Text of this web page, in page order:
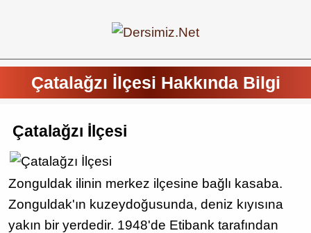
Çatalağzı İlçesi Hakkında Bilgi
Çatalağzı İlçesi
Zonguldak ilinin merkez ilçesine bağlı kasaba.
Zonguldak'ın kuzeydoğusunda, deniz kıyısına
yakın bir yerdedir. 1948'de Etibank tarafından